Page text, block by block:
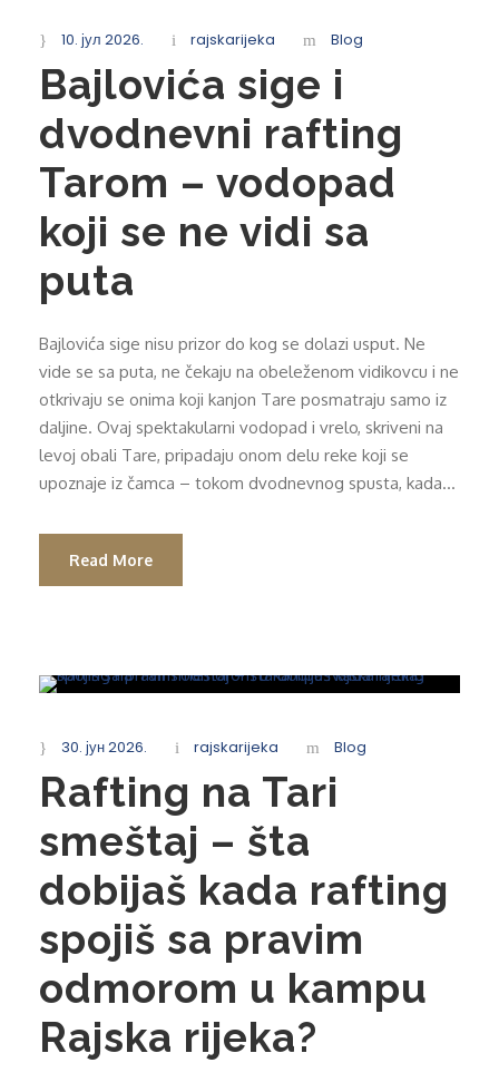
10. јул 2026. rajskarijeka Blog
Bajlovića sige i
dvodnevni rafting
Tarom – vodopad
koji se ne vidi sa
puta
Bajlovića sige nisu prizor do kog se dolazi usput. Ne
vide se sa puta, ne čekaju na obeleženom vidikovcu i ne
otkrivaju se onima koji kanjon Tare posmatraju samo iz
daljine. Ovaj spektakularni vodopad i vrelo, skriveni na
levoj obali Tare, pripadaju onom delu reke koji se
upoznaje iz čamca – tokom dvodnevnog spusta, kada...
Read More
30. јун 2026. rajskarijeka Blog
Rafting na Tari
smeštaj – šta
dobijaš kada rafting
spojiš sa pravim
odmorom u kampu
Rajska rijeka?